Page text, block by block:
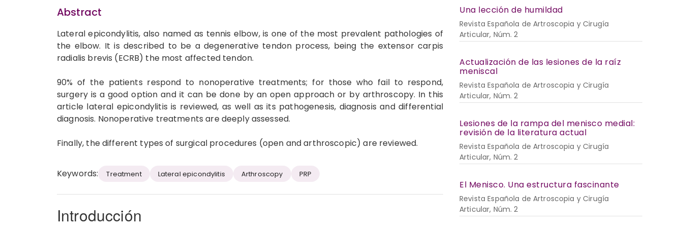
Abstract
Lateral epicondylitis, also named as tennis elbow, is one of the most prevalent pathologies of
the elbow. It is described to be a degenerative tendon process, being the extensor carpis
radialis brevis (ECRB) the most affected tendon.
90% of the patients respond to nonoperative treatments; for those who fail to respond,
surgery is a good option and it can be done by an open approach or by arthroscopy. In this
article lateral epicondylitis is reviewed, as well as its pathogenesis, diagnosis and differential
diagnosis. Nonoperative treatments are deeply assessed.
Finally, the different types of surgical procedures (open and arthroscopic) are reviewed.
Keywords: Treatment Lateral epicondylitis Arthroscopy PRP
Introducción
Una lección de humildad
Revista Española de Artroscopia y Cirugía
Articular, Núm. 2
Actualización de las lesiones de la raíz
meniscal
Revista Española de Artroscopia y Cirugía
Articular, Núm. 2
Lesiones de la rampa del menisco medial:
revisión de la literatura actual
Revista Española de Artroscopia y Cirugía
Articular, Núm. 2
El Menisco. Una estructura fascinante
Revista Española de Artroscopia y Cirugía
Articular, Núm. 2